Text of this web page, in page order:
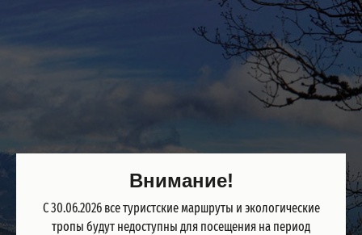
Внимание!
С 30.06.2026 все туристские маршруты и экологические
тропы будут недоступны для посещения на период